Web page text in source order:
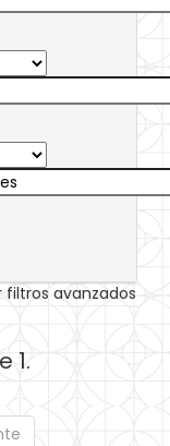
filtros avanzados
1.